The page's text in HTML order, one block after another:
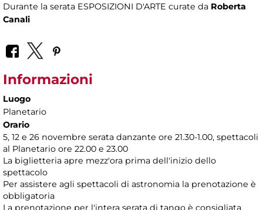
Durante la serata ESPOSIZIONI D'ARTE curate da Roberta
Canali
Informazioni
Luogo
Planetario
Orario
5, 12 e 26 novembre serata danzante ore 21.30-1.00, spettacoli
al Planetario ore 22.00 e 23.00
La biglietteria apre mezz'ora prima dell'inizio dello
spettacolo
Per assistere agli spettacoli di astronomia la prenotazione è
obbligatoria
La prenotazione per l'intera serata di tango è consigliata